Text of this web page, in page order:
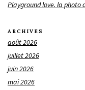
Playground love. la photo
ARCHIVES
août 2026
juillet 2026
juin 2026
mai 2026